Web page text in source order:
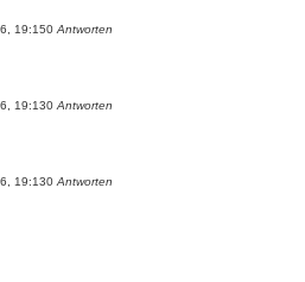
19:150 Antworten
19:130 Antworten
19:130 Antworten